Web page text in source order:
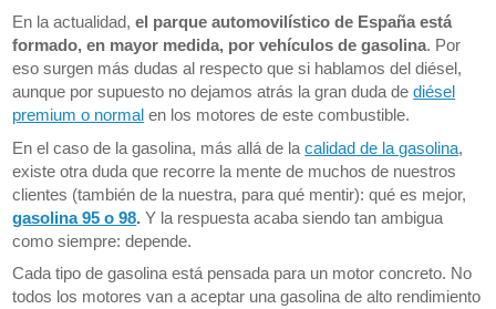
En la actualidad,el parque automovilístico de España está
formado, en mayor medida, por vehículos de gasolina. Por
eso surgen más dudas al respecto que si hablamos del diésel,
aunque por supuesto no dejamos atrás la gran duda dediésel
premium o normal en los motores de este combustible.
En el caso de la gasolina, más allá de lacalidad de la gasolina,
existe otra duda que recorre la mente de muchos de nuestros
clientes (también de la nuestra, para qué mentir): qué es mejor,
gasolina 95 o 98. Y la respuesta acaba siendo tan ambigua
como siempre: depende.
Cada tipo de gasolina está pensada para un motor concreto. No
todos los motores van a aceptar una gasolina de alto rendimiento